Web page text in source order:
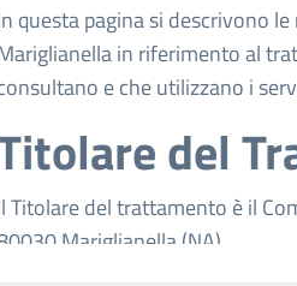
questa pagina si descrivono
in riferimento al
e che utilizzano i
del
Titolare del trattamento è il
Mariglianella (NA).